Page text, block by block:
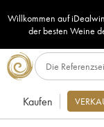
Willkommen auf
der besten Weine
Kaufen